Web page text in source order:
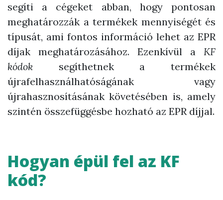
segíti a cégeket abban, hogy pontosan
meghatározzák a termékek mennyiségét és
típusát, ami fontos információ lehet az EPR
díjak meghatározásához. Ezenkívül a KF
kódok segíthetnek a termékek
újrafelhasználhatóságának vagy
újrahasznosításának követésében is, amely
szintén összefüggésbe hozható az EPR díjjal.
Hogyan épül fel az KF
kód?